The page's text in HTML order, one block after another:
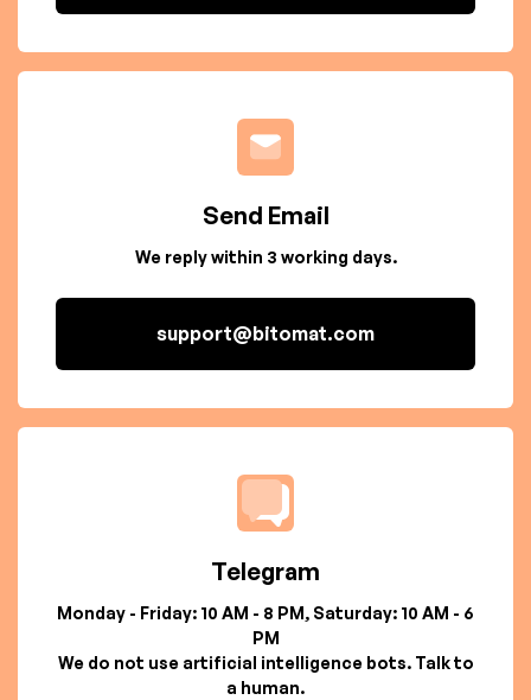
Send Email
We reply within 3 working days.
support@bitomat.com
Telegram
Monday - Friday: 10 AM - 8 PM, Saturday: 10 AM - 6
PM
We do not use artificial intelligence bots. Talk to
a human.